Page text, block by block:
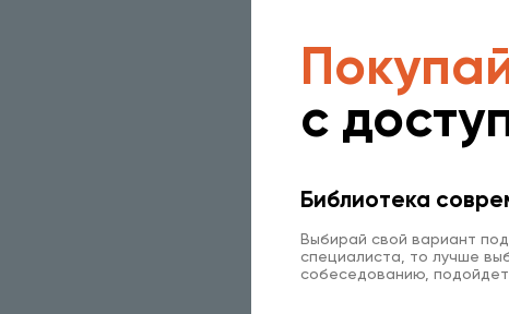
с
Библиотека
Выбирай свой вариант
специалиста, то лучше
собеседованию,